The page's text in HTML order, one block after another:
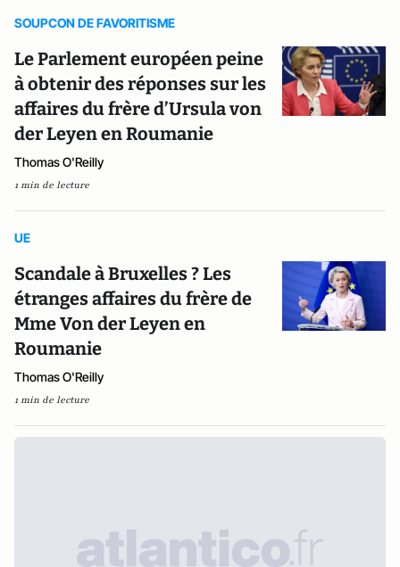
SOUPCON DE FAVORITISME
Le Parlement européen peine
à obtenir des réponses sur les
affaires du frère d’Ursula von
der Leyen en Roumanie
Thomas O'Reilly
1 min de lecture
UE
Scandale à Bruxelles ? Les
étranges affaires du frère de
Mme Von der Leyen en
Roumanie
Thomas O'Reilly
1 min de lecture